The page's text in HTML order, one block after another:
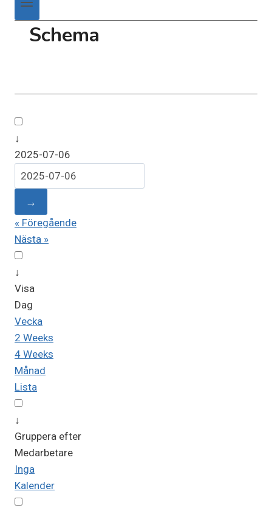
Schema
↓
2025-07-06
→
« Föregående
Nästa »
↓
Visa
Dag
Vecka
2 Weeks
4 Weeks
Månad
Lista
↓
Gruppera efter
Medarbetare
Inga
Kalender